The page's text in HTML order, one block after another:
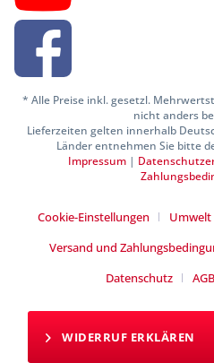
* Alle Preise inkl. gesetzl.
nicht anders
Lieferzeiten gelten innerhalb
Länder entnehmen Sie bitte
Impressum |
Cookie-Einstellungen Umwelt
Versand und
Datenschutz
AGB
WIDERRUF ERKLÄREN